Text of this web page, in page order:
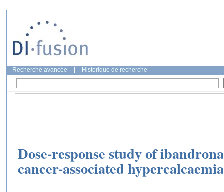
Recherche avancée Historique de recherche
Dose-response study of
cancer-associated hypercalcaemia